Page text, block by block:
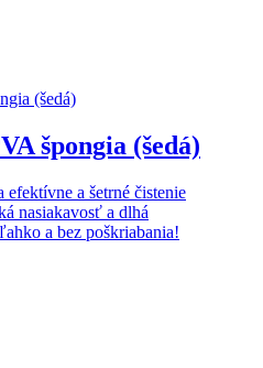
špongia (šedá)
a šetrné čistenie
nasiakavosť a dlhá
a bez poškriabania!